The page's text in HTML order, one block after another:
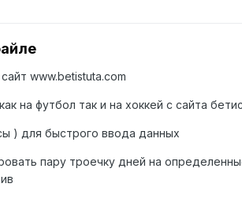
www.betistuta.com
на футбол так и на хоккей с сайта
) для быстрого ввода данных
пару троечку дней на